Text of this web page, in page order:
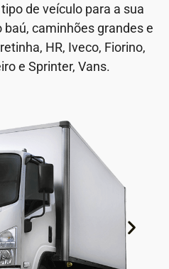
de veículo para a sua
caminhões grandes e
HR, Iveco, Fiorino,
e Sprinter, Vans.